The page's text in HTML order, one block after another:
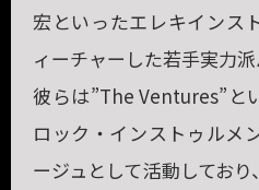
宏といったエレキインス
ィーチャーした若手実力派
彼らは”The Ventures”と
ロック・インストゥルメ
ージュとして活動してお